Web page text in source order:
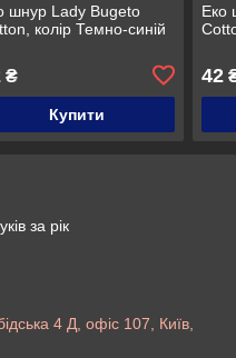
шнур Lady Bugeto
колір Темно-синій
₴
Купити
Еко
42
за рік
4 Д, офіс 107, Київ,